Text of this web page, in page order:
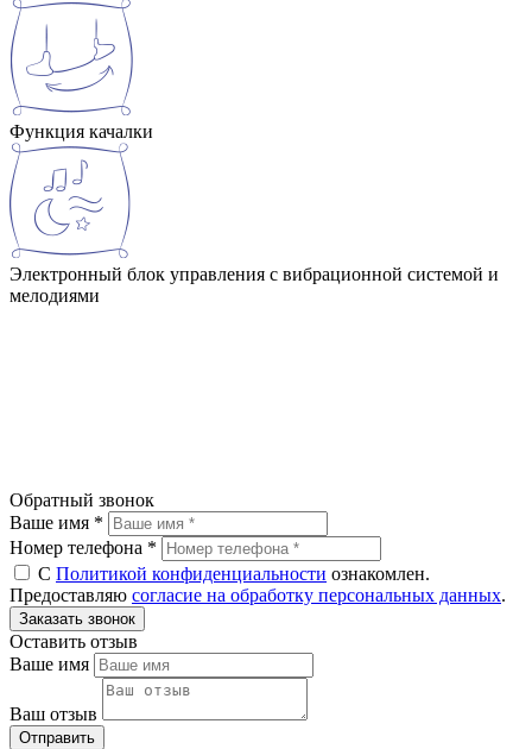
Функция качалки
Электронный блок управления с вибрационной системой и
мелодиями
Обратный звонок
Ваше имя *
Номер телефона *
С Политикой конфиденциальности ознакомлен.
Предоставляю согласие на обработку персональных данных.
Оставить отзыв
Ваше имя
Ваш отзыв